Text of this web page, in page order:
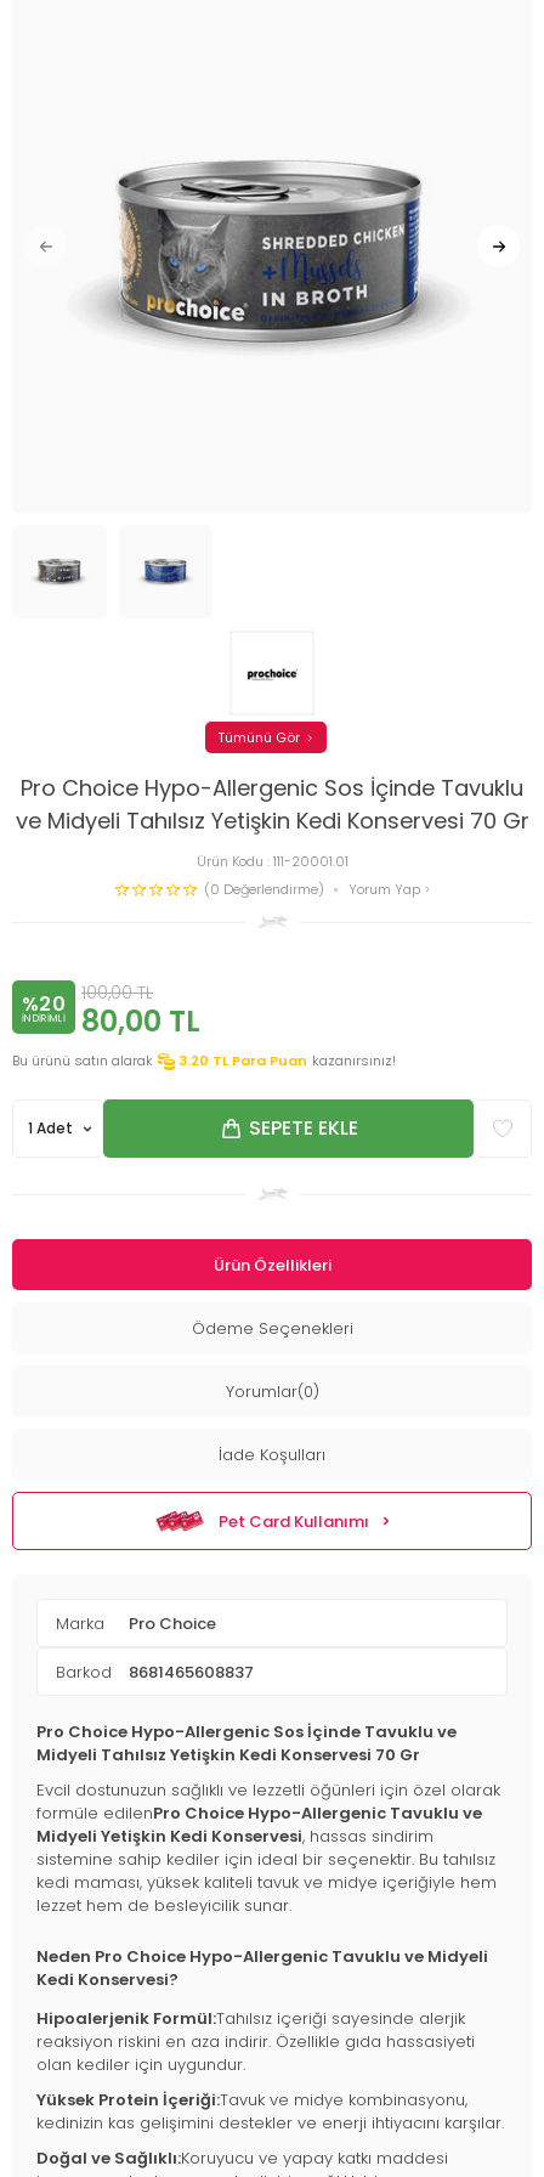
Pro Choice Hypo-Allergenic Sos İçinde Tavuklu
ve Midyeli Tahılsız Yetişkin Kedi Konservesi 70 Gr
Ürün Kodu :111-20001.01
(0 Değerlendirme)
Yorum Yap
Tümünü Gör
%20
INDIRIMLI
100,00TL
80,00 TL
Bu ürünü satın alarak 3.20 TL Para Puan kazanırsınız!
SEPETE EKLE
Ürün Özellikleri
Ödeme Seçenekleri
Yorumlar(0)
İade Koşulları
Pet Card Kullanımı
Marka Pro Choice
Barkod 8681465608837
Pro Choice Hypo-Allergenic Sos İçinde Tavuklu ve
Midyeli Tahılsız Yetişkin Kedi Konservesi 70 Gr
Evcil dostunuzun sağlıklı ve lezzetli öğünleri için özel olarak
formüle edilenPro Choice Hypo-Allergenic Tavuklu ve
Midyeli Yetişkin Kedi Konservesi, hassas sindirim
sistemine sahip kediler için ideal bir seçenektir. Bu tahılsız
kedi maması, yüksek kaliteli tavuk ve midye içeriğiyle hem
lezzet hem de besleyicilik sunar.
Neden Pro Choice Hypo-Allergenic Tavuklu ve Midyeli
Kedi Konservesi?
Hipoalerjenik Formül:Tahılsız içeriği sayesinde alerjik
reaksiyon riskini en aza indirir. Özellikle gıda hassasiyeti
olan kediler için uygundur.
Yüksek Protein İçeriği:Tavuk ve midye kombinasyonu,
kedinizin kas gelişimini destekler ve enerji ihtiyacını karşılar.
Doğal ve Sağlıklı:Koruyucu ve yapay katkı maddesi